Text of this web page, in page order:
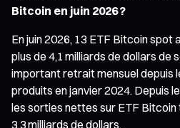
Bitcoin en juin 2026 ?
En juin 2026, 13 ETF Bitcoin
plus de 4,1 milliards de dollars
important retrait mensuel depuis
produits en janvier 2024. Depuis
les sorties nettes sur ETF
3,3 milliards de dollars.